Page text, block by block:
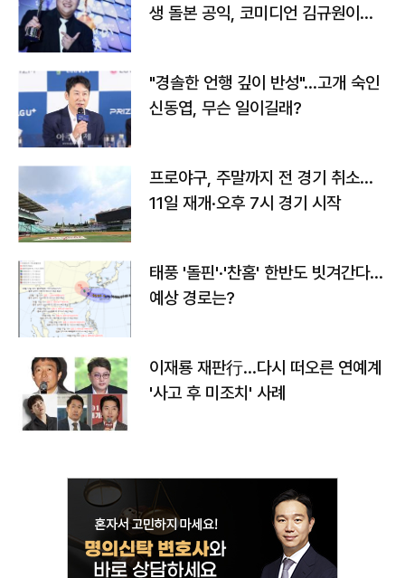
생 돌본 공익, 코미디언 김규원이었
"경솔한 언행 깊이 반성"…고개 숙인
신동엽, 무슨 일이길래?
프로야구, 주말까지 전 경기 취소…
11일 재개·오후 7시 경기 시작
태풍 '돌핀'·'찬홈' 한반도 빗겨간다…
예상 경로는?
이재룡 재판行…다시 떠오른 연예계
'사고 후 미조치' 사례